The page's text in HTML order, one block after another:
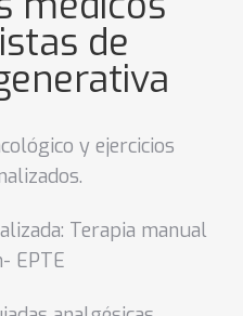
de
y ejercicios
Terapia manual
EPTE